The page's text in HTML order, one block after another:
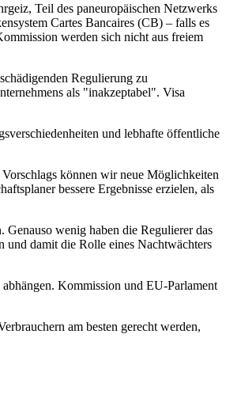
Teil des paneuropäischen Netzwerks
Cartes Bancaires (CB) – falls es
werden sich nicht aus freiem
Regulierung zu
als "inakzeptabel". Visa
und lebhafte öffentliche
können wir neue Möglichkeiten
bessere Ergebnisse erzielen, als
wenig haben die Regulierer das
und damit die Rolle eines Nachtwächters
Kommission und EU-Parlament
am besten gerecht werden,